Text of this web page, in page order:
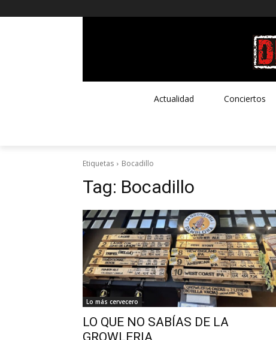
Actualidad Conciertos
Etiquetas Bocadillo
Tag: Bocadillo
Lo más cervecero
LO QUE NO SABÍAS DE LA
GROWLERIA